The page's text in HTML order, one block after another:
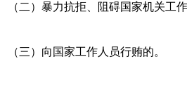
（二）暴力抗拒、阻碍国家机关工
（三）向国家工作人员行贿的。